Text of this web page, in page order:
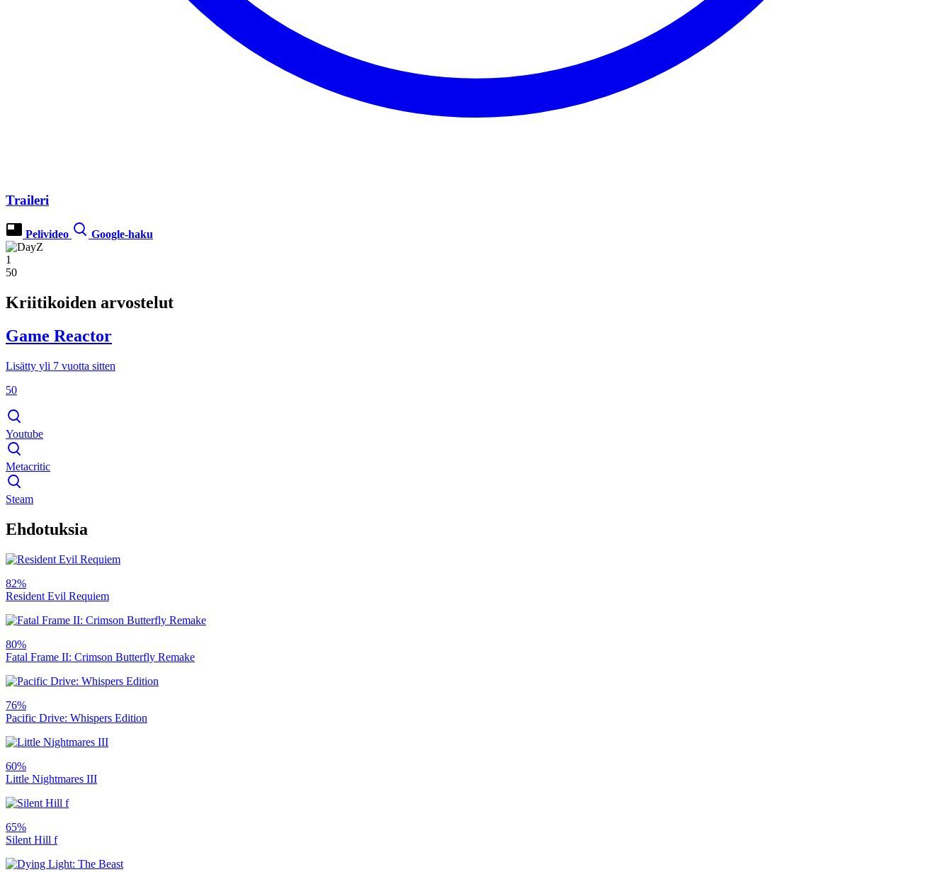
Traileri
Pelivideo Google-haku
1
50
Kriitikoiden arvostelut
Game Reactor
Lisätty yli 7 vuotta sitten
50
Youtube
Metacritic
Steam
Ehdotuksia
82%
Resident Evil Requiem
80%
Fatal Frame II: Crimson Butterfly Remake
76%
Pacific Drive: Whispers Edition
60%
Little Nightmares III
65%
Silent Hill f